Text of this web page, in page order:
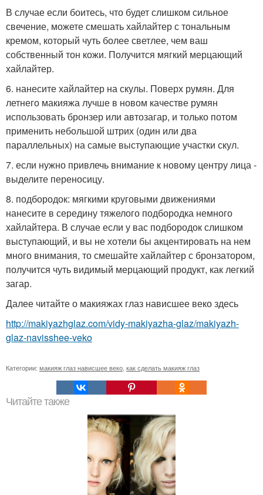
В случае если боитесь, что будет слишком сильное
свечение, можете смешать хайлайтер с тональным
кремом, который чуть более светлее, чем ваш
собственный тон кожи. Получится мягкий мерцающий
хайлайтер.
6. нанесите хайлайтер на скулы. Поверх румян. Для
летнего макияжа лучше в новом качестве румян
использовать бронзер или автозагар, и только потом
применить небольшой штрих (один или два
параллельных) на самые выступающие участки скул.
7. если нужно привлечь внимание к новому центру лица -
выделите переносицу.
8. подбородок: мягкими круговыми движениями
нанесите в середину тяжелого подбородка немного
хайлайтера. В случае если у вас подбородок слишком
выступающий, и вы не хотели бы акцентировать на нем
много внимания, то смешайте хайлайтер с бронзатором,
получится чуть видимый мерцающий продукт, как легкий
загар.
Далее читайте о макияжах глаз нависшее веко здесь
http://makiyazhglaz.com/vidy-makiyazha-glaz/makiyazh-
glaz-navisshee-veko
Категории: макияж глаз нависшее веко, как сделать макияж глаз
Читайте также